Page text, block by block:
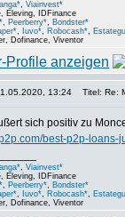
, Viainvest*
Eleving, IDFinance
, Peerberry*, Bondster*
, Iuvo*, Robocash*,
Dofinance, Viventor
13:24 Titel: Re:
sich positiv zu
best-p2p-loans-
, Viainvest*
Eleving, IDFinance
, Peerberry*, Bondster*
, Iuvo*, Robocash*,
Dofinance, Viventor